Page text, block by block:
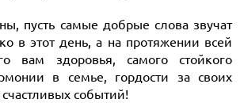
пусть самые добрые слова звучат
в этот день, а на протяжении всей
вам здоровья, самого стойкого
в семье, гордости за своих
событий!